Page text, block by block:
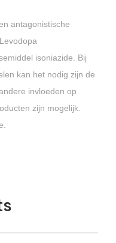
antagonistische
isoniazide. Bij
kan het nodig zijn de
invloeden op
zijn mogelijk.